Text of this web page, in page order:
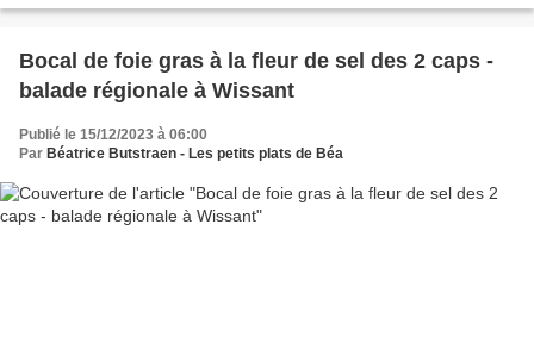
Bocal de foie gras à la fleur de sel des 2 caps -
balade régionale à Wissant
Publié le 15/12/2023 à 06:00
Par Béatrice Butstraen - Les petits plats de Béa